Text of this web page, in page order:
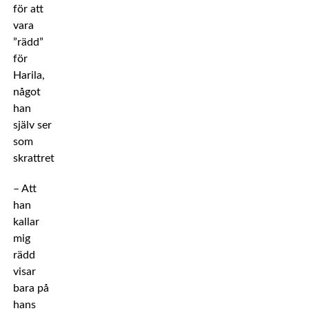
för att
vara
”rädd”
för
Harila,
något
han
själv ser
som
skrattretande.
– Att
han
kallar
mig
rädd
visar
bara på
hans